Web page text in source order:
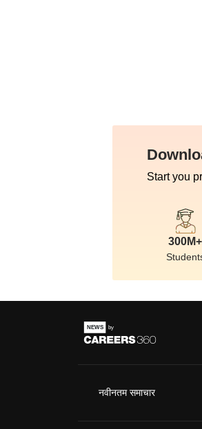
Start you
300M+
नवीनतम समाचार